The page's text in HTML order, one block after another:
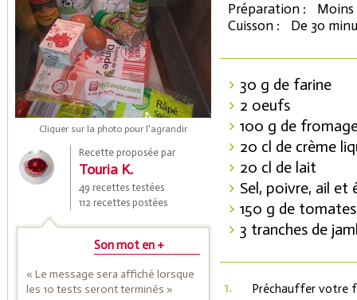
Cliquer sur la photo pour l'agrandir
Recette proposée par
Touria K.
49 recettes testées
112 recettes postées
Son mot en +
« Le message sera affiché lorsque
les 10 tests seront terminés »
Préparation :
Moins
Cuisson :
De 30
30 g de farine
2 oeufs
100 g de
20 cl de crème
20 cl de lait
Sel, poivre, ail et
150 g de
3 tranches de
1. Préchauffer votre
Coupons de réduction
Saveurs de l'Année